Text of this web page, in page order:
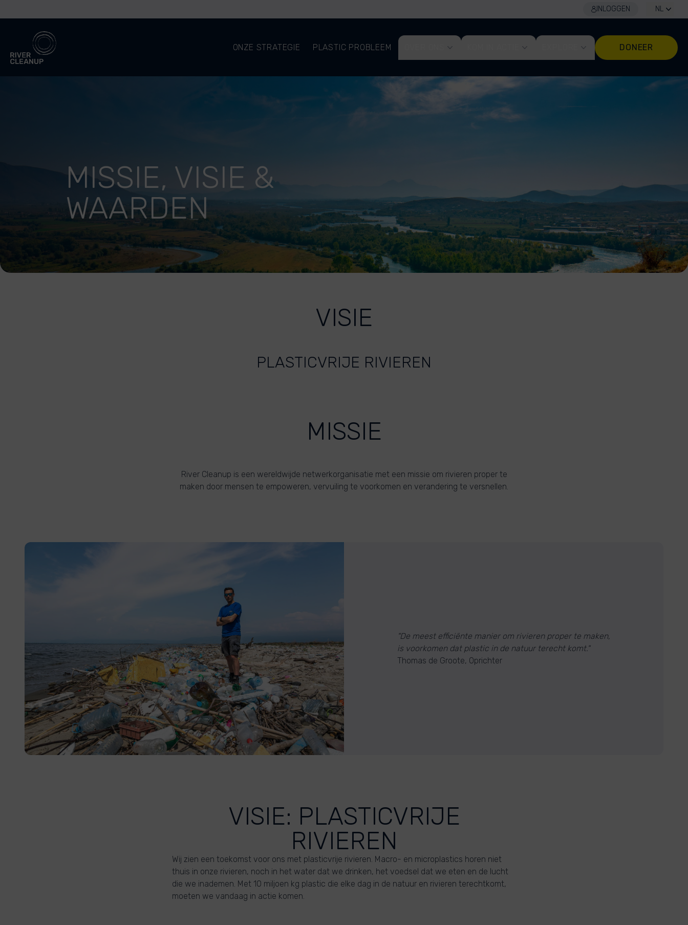
INLOGGEN NL
River Cleanup
ONZE STRATEGIE
PLASTIC PROBLEEM DONEER
MISSIE, VISIE &
WAARDEN
VISIE
PLASTICVRIJE RIVIEREN
MISSIE
River Cleanup is een wereldwijde netwerkorganisatie met een missie om rivieren proper te
maken door mensen te empoweren, vervuiling te voorkomen en verandering te versnellen.
"De meest efficiënte manier om rivieren proper te maken,
is voorkomen dat plastic in de natuur terecht komt."
Thomas de Groote, Oprichter
VISIE: PLASTICVRIJE
RIVIEREN
Wij zien een toekomst voor ons met plasticvrije rivieren. Macro- en microplastics horen niet
thuis in onze rivieren, noch in het water dat we drinken, het voedsel dat we eten en de lucht
die we inademen. Met 10 miljoen kg plastic die elke dag in de natuur en rivieren terechtkomt,
moeten we vandaag in actie komen.